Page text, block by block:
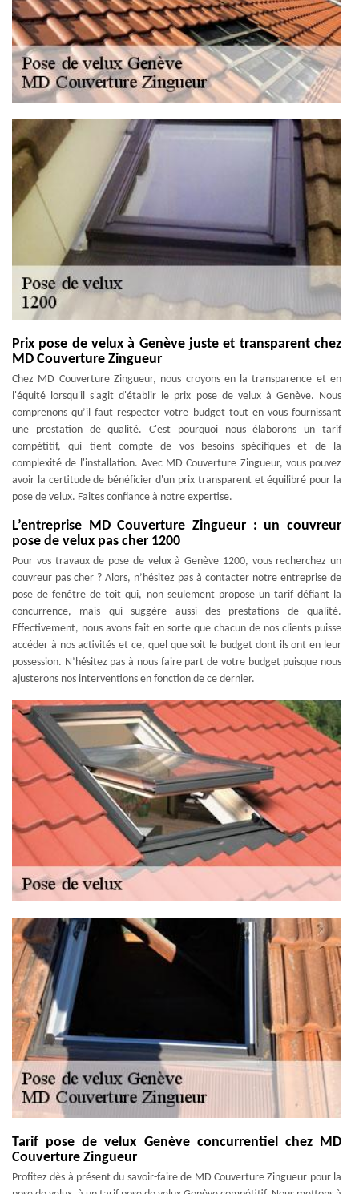
Prix pose de velux à Genève juste et transparent chez
MD Couverture Zingueur
Chez MD Couverture Zingueur, nous croyons en la transparence et en
l'équité lorsqu'il s'agit d'établir le prix pose de velux à Genève. Nous
comprenons qu’il faut respecter votre budget tout en vous fournissant
une prestation de qualité. C'est pourquoi nous élaborons un tarif
compétitif, qui tient compte de vos besoins spécifiques et de la
complexité de l'installation. Avec MD Couverture Zingueur, vous pouvez
avoir la certitude de bénéficier d'un prix transparent et équilibré pour la
pose de velux. Faites confiance à notre expertise.
L’entreprise MD Couverture Zingueur : un couvreur
pose de velux pas cher 1200
Pour vos travaux de pose de velux à Genève 1200, vous recherchez un
couvreur pas cher ? Alors, n’hésitez pas à contacter notre entreprise de
pose de fenêtre de toit qui, non seulement propose un tarif défiant la
concurrence, mais qui suggère aussi des prestations de qualité.
Effectivement, nous avons fait en sorte que chacun de nos clients puisse
accéder à nos activités et ce, quel que soit le budget dont ils ont en leur
possession. N’hésitez pas à nous faire part de votre budget puisque nous
ajusterons nos interventions en fonction de ce dernier.
Tarif pose de velux Genève concurrentiel chez MD
Couverture Zingueur
Profitez dès à présent du savoir-faire de MD Couverture Zingueur pour la